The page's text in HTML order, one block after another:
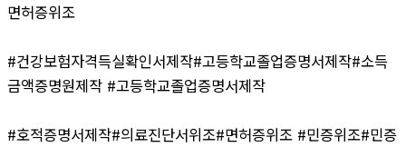
면허증위조
#건강보험자격득실확인서제작#고등학교졸업증명서제작#소득
금액증명원제작 #고등학교졸업증명서제작
#호적증명서제작#의료진단서위조#면허증위조 #민증위조#민증